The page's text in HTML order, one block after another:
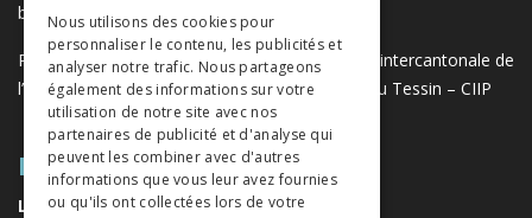
but lucratif.www.editeurssuisses.ch
Projet réalisé avec le soutien de la Conférence intercantonale de
l’instruction publique de la Suisse romande et du Tessin – CIIP
PLAN DU SITE
LIVRES
ITALIAN
Nous utilisons des cookies pour
personnaliser le contenu, les publicités et
analyser notre trafic. Nous partageons
également des informations sur votre
utilisation de notre site avec nos
partenaires de publicité et d'analyse qui
peuvent les combiner avec d'autres
informations que vous leur avez fournies
ou qu'ils ont collectées lors de votre